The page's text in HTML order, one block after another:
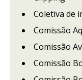
Coletiva de
Comissão
Comissão
Comissão